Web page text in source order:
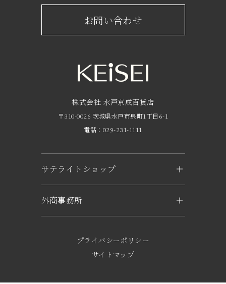
ショップからのお知らせ
フロアガイド
サービスのご案内
京成友の会
京成ポイントカードについて
企業概要
求人情報
お問い合わせ
株式会社 水戸京成百貨店
〒310-0026 茨城県水戸市泉町1丁目6-1
電話：029-231-1111
サテライトショップ
KEiSEI ＆ owl（つくば）
電話：029-897-3321
KEiSEI & sole（日立）
外商事務所
〒310-0063 茨城県水戸市五軒町2-1-37
電話：029-221-6777
〒273-0005 千葉県船橋市本町4-9-20
プライバシーポリシー
サイトマップ